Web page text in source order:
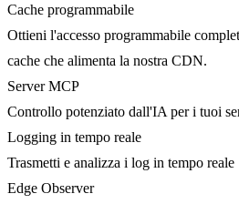
Cache programmabile
Ottieni l'accesso programmabile
cache che alimenta la nostra CDN.
Server MCP
Controllo potenziato dall'IA per i tuoi
Logging in tempo reale
Trasmetti e analizza i log in tempo reale
Edge Observer